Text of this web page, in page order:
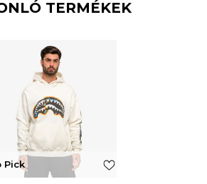
TERMÉKEK
Pick